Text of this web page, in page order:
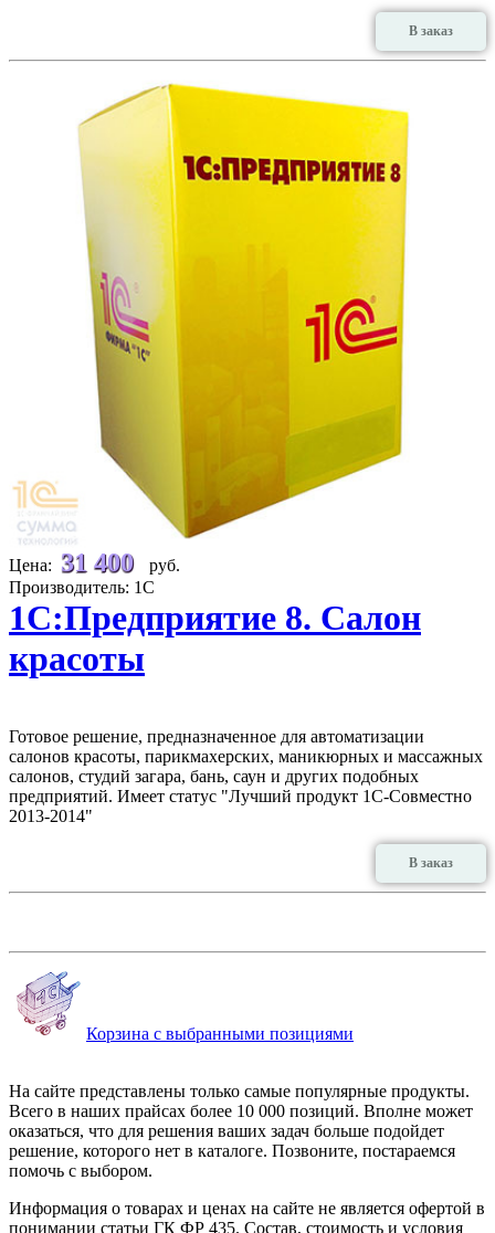
В заказ
Цена: 31 400
руб.
Производитель: 1С
1С:Предприятие 8. Салон
красоты
Готовое решение, предназначенное для автоматизации
салонов красоты, парикмахерских, маникюрных и массажных
салонов, студий загара, бань, саун и других подобных
предприятий. Имеет статус "Лучший продукт 1С-Совместно
2013-2014"
В заказ
Корзина с выбранными позициями
На сайте представлены только самые популярные продукты.
Всего в наших прайсах более 10 000 позиций. Вполне может
оказаться, что для решения ваших задач больше подойдет
решение, которого нет в каталоге. Позвоните, постараемся
помочь с выбором.
Информация о товарах и ценах на сайте не является офертой в
понимании статьи ГК ФР 435. Состав, стоимость и условия